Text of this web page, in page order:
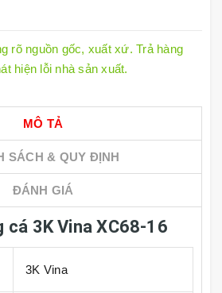
rõ nguồn gốc, xuất xứ. Trả hàng
hiện lỗi nhà sản xuất.
MÔ TẢ
SÁCH & QUY ĐỊNH
ĐÁNH GIÁ
cá 3K Vina XC68-16
3K Vina